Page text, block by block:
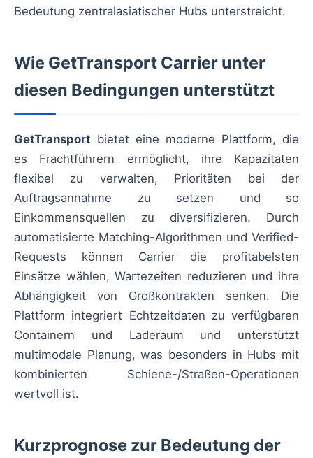
Bedeutung zentralasiatischer Hubs unterstreicht.
Wie GetTransport Carrier unter
diesen Bedingungen unterstützt
GetTransport bietet eine moderne Plattform, die
es Frachtführern ermöglicht, ihre Kapazitäten
flexibel zu verwalten, Prioritäten bei der
Auftragsannahme zu setzen und so
Einkommensquellen zu diversifizieren. Durch
automatisierte Matching-Algorithmen und Verified-
Requests können Carrier die profitabelsten
Einsätze wählen, Wartezeiten reduzieren und ihre
Abhängigkeit von Großkontrakten senken. Die
Plattform integriert Echtzeitdaten zu verfügbaren
Containern und Laderaum und unterstützt
multimodale Planung, was besonders in Hubs mit
kombinierten Schiene-/Straßen-Operationen
wertvoll ist.
Kurzprognose zur Bedeutung der